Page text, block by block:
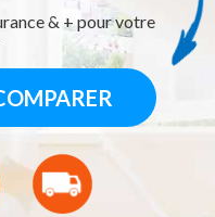
& + pour votre